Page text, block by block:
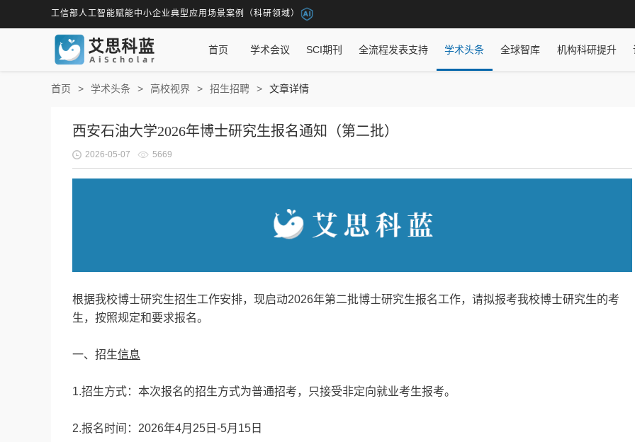
工信部人工智能赋能中小企业典型应用场景案例（科研领域）
首页 学术会议 SCI期刊 全流程发表支持 学术头条 全球智库 机构科研提升
首页 学术头条 高校视界 招生招聘 文章详情
西安石油大学2026年博士研究生报名通知（第二批）
2026-05-07 5669
根据我校博士研究生招生工作安排，现启动2026年第二批博士研究生报名工作，请拟报考我校博士研究生的考
生，按照规定和要求报名。
一、招生信息
1.招生方式：本次报名的招生方式为普通招考，只接受非定向就业考生报考。
2.报名时间：2026年4月25日-5月15日